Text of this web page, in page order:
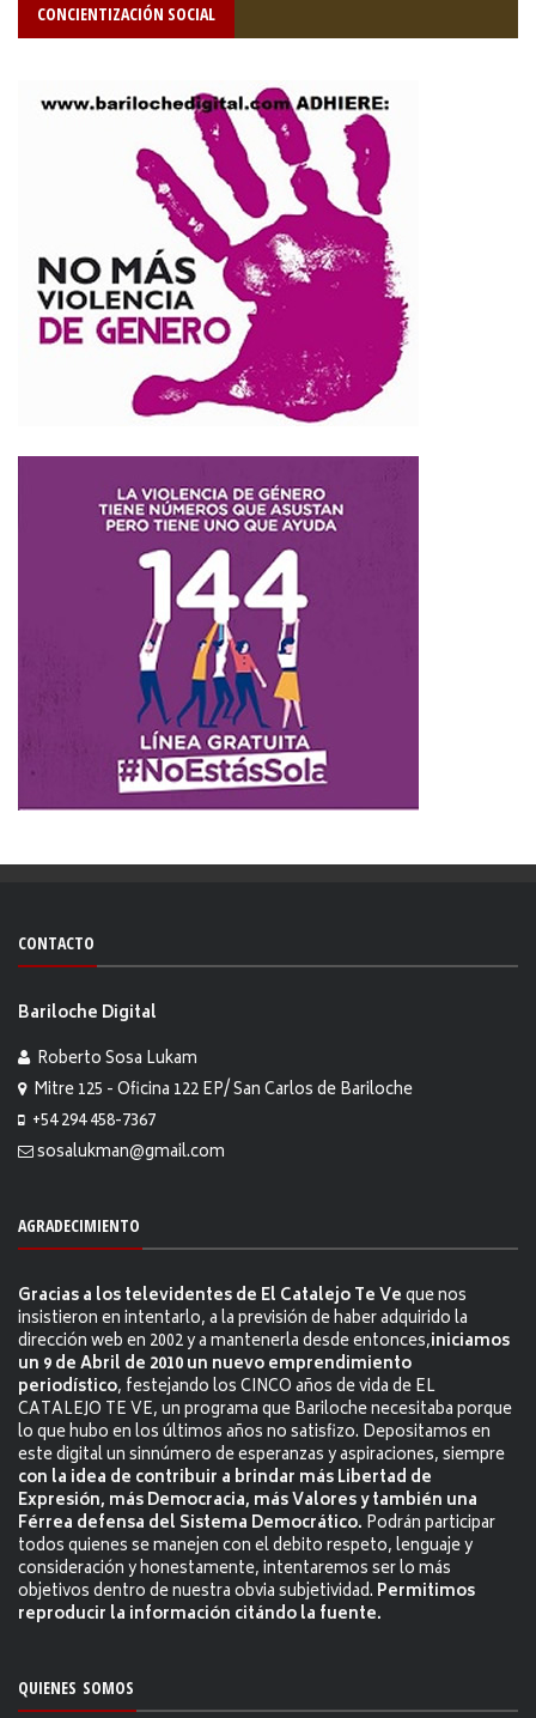
CONCIENTIZACIÓN SOCIAL
CONTACTO
Bariloche Digital
Roberto Sosa Lukam
Mitre 125 - Oficina 122 EP/ San Carlos de Bariloche
+54 294 458-7367
sosalukman@gmail.com
AGRADECIMIENTO
Gracias a los televidentes de El Catalejo Te Veque nos
insistieron en intentarlo, a la previsión de haber adquirido la
dirección web en 2002 y a mantenerla desde entonces,iniciamos
un 9 de Abril de 2010 un nuevo emprendimiento
periodístico, festejando los CINCO años de vida de EL
CATALEJO TE VE, un programa que Bariloche necesitaba porque
lo que hubo en los últimos años no satisfizo. Depositamos en
este digital un sinnúmero de esperanzas y aspiraciones, siempre
con la idea de contribuir a brindar más Libertad de
Expresión, más Democracia, más Valores y también una
Férrea defensa del Sistema Democrático. Podrán participar
todos quienes se manejen con el debito respeto, lenguaje y
consideración y honestamente, intentaremos ser lo más
objetivos dentro de nuestra obvia subjetividad. Permitimos
reproducir la información citándo la fuente.
QUIENES SOMOS